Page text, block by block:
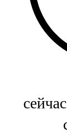
Баулы
107,5
Биләр
Болгар